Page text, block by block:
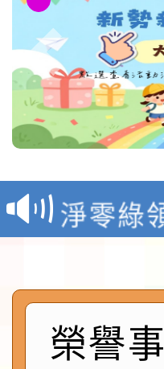
報
淨零綠
及師生
實施要
115年
程
函轉國
榮譽